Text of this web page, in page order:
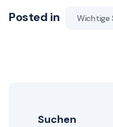
Posted in Wichtige
Suchen